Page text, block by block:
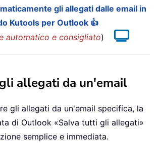
gli allegati dalle email in
Kutools per Outlook 👍
automatico e consigliato)
allegati da un'email
gli allegati da un'email specifica, la
di Outlook «Salva tutti gli allegati»
semplice e immediata.